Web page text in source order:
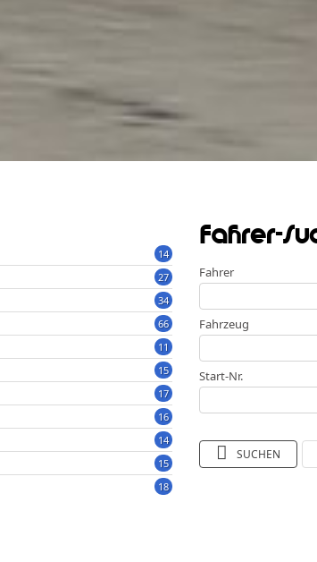
14
27
34
66
11
15
17
16
14
15
18
Fahrer-
Fahrer
Fahrzeug
Start-Nr.
SUCHEN